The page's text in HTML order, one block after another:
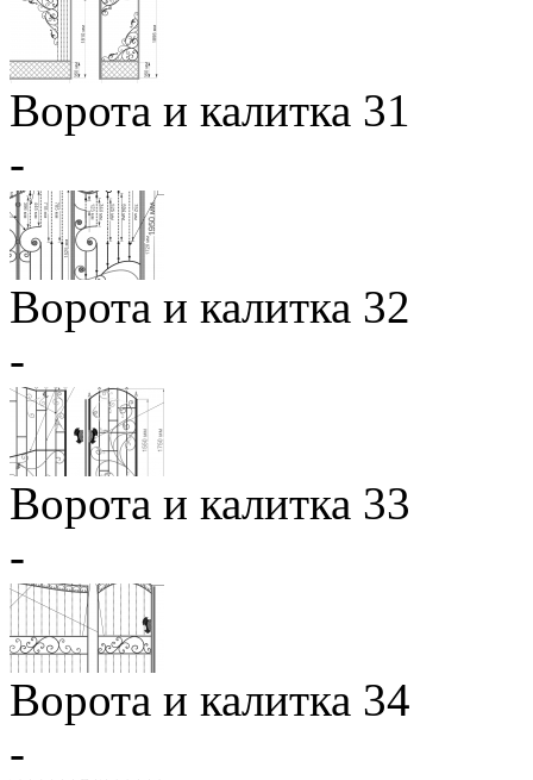
Ворота и калитка 31
-
Ворота и калитка 32
-
Ворота и калитка 33
-
Ворота и калитка 34
-